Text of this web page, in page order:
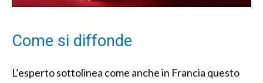
Come si diffonde
L’esperto sottolinea come anche in Francia questo